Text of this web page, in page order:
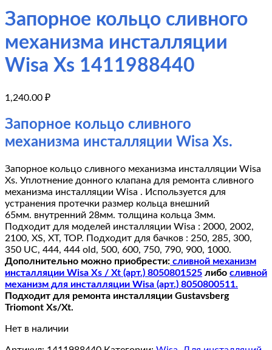
Запорное кольцо сливного
механизма инсталляции
Wisa Xs 1411988440
1,240.00 ₽
Запорное кольцо сливного
механизма инсталляции Wisa Xs.
Запорное кольцо сливного механизма инсталляции Wisa
Xs. Уплотнение донного клапана для ремонта сливного
механизма инсталляции Wisa . Используется для
устранения протечки размер кольца внешний
65мм. внутренний 28мм. толщина кольца 3мм.
Подходит для моделей инсталляции Wisa : 2000, 2002,
2100, XS, XT, TOP. Подходит для бачков : 250, 285, 300,
350 UC, 444, 444 old, 500, 600, 750, 790, 900, 1000.
Дополнительно можно приобрести: сливной механизм
инсталляции Wisa Xs / Xt (арт.) 8050801525 либо сливной
механизм для инсталляции Wisa (арт.) 8050800511.
Подходит для ремонта инсталляции Gustavsberg
Triomont Xs/Xt.
Нет в наличии